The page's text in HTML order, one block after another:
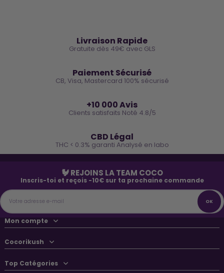
Livraison Rapide
Gratuite dès 49€ avec GLS
Paiement Sécurisé
CB, Visa, Mastercard 100% sécurisé
+10 000 Avis
Clients satisfaits Noté 4.8/5
CBD Légal
THC < 0.3% garanti Analysé en labo
🐓 REJOINS LA TEAM COCO
Inscris-toi et reçois -10€ sur ta prochaine commande
Mon compte
Cocorikush
Top Catégories